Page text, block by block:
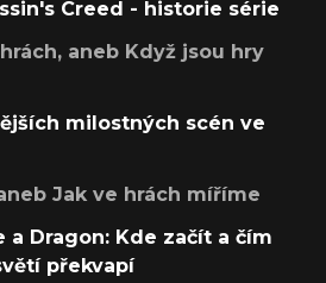
Creed - historie série
aneb Když jsou hry
milostných scén ve
Jak ve hrách míříme
a Dragon: Kde začít a čím
překvapí